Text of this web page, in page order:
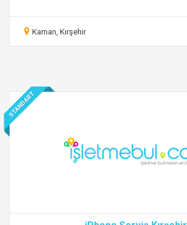
Kaman, Kırşehir
STANDART